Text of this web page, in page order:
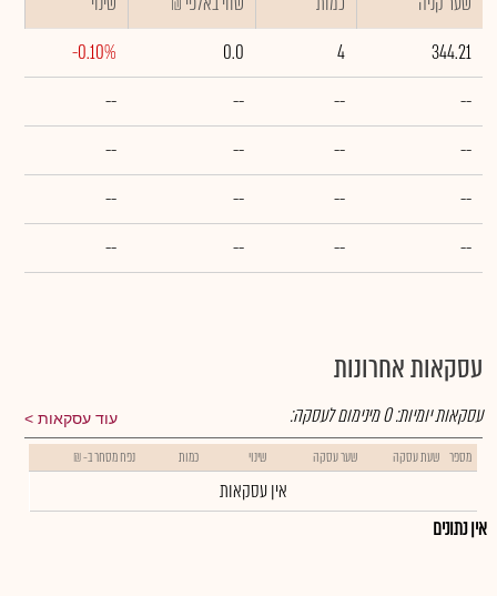
344.21
4
0.0
-0.10%
--
--
--
--
--
--
--
--
--
--
--
--
--
--
--
--
עסקאות אחרונות
עוד עסקאות עסקאות יומיות:0מינימום לעסקה:
מספר שעת עסקה שער עסקה שינוי כמות נפח מסחר ב- ₪
אין עסקאות
אין נתונים